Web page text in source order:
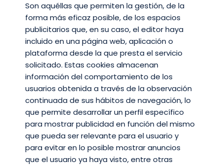
Son aquéllas que permiten la gestión, de la
forma más eficaz posible, de los espacios
publicitarios que, en su caso, el editor haya
incluido en una página web, aplicación o
plataforma desde la que presta el servicio
solicitado. Estas cookies almacenan
información del comportamiento de los
usuarios obtenida a través de la observación
continuada de sus hábitos de navegación, lo
que permite desarrollar un perfil específico
para mostrar publicidad en función del mismo
que pueda ser relevante para el usuario y
para evitar en lo posible mostrar anuncios
que el usuario ya haya visto, entre otras